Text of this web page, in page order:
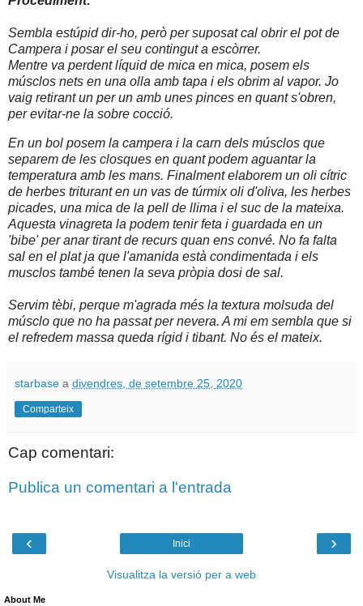
Sembla estúpid dir-ho, però per suposat cal obrir el pot de
Campera i posar el seu contingut a escòrrer.
Mentre va perdent líquid de mica en mica, posem els
músclos nets en una olla amb tapa i els obrim al vapor. Jo
vaig retirant un per un amb unes pinces en quant s'obren,
per evitar-ne la sobre cocció.
En un bol posem la campera i la carn dels músclos que
separem de les closques en quant podem aguantar la
temperatura amb les mans. Finalment elaborem un oli cítric
de herbes triturant en un vas de túrmix oli d'oliva, les herbes
picades, una mica de la pell de llima i el suc de la mateixa.
Aquesta vinagreta la podem tenir feta i guardada en un
'bibe' per anar tirant de recurs quan ens convé. No fa falta
sal en el plat ja que l'amanida està condimentada i els
musclos també tenen la seva pròpia dosi de sal.
Servim tèbi, perque m'agrada més la textura molsuda del
músclo que no ha passat per nevera. A mi em sembla que si
el refredem massa queda rígid i tibant. No és el mateix.
starbase a divendres, de setembre 25, 2020
Comparteix
Cap comentari:
Publica un comentari a l'entrada
‹ ›
Inici
Visualitza la versió per a web
About Me